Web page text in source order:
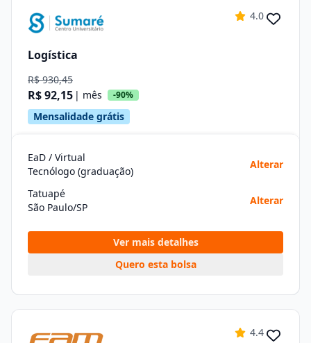
4.0
Logística
R$ 930,45
R$ 92,15 | mês -90%
Mensalidade grátis
EaD / Virtual
Tecnólogo (graduação)
Alterar
Tatuapé
São Paulo/SP
Alterar
Ver mais detalhes
Quero esta bolsa
4.4